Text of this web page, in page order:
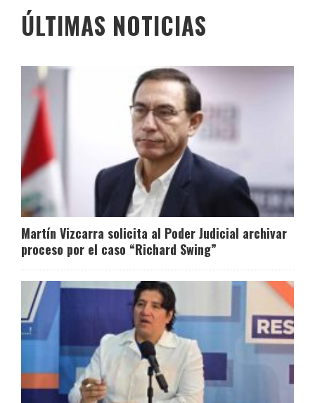
ÚLTIMAS NOTICIAS
Martín Vizcarra solicita al Poder Judicial archivar
proceso por el caso “Richard Swing”